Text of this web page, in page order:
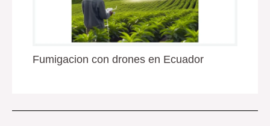
Fumigacion con drones en Ecuador